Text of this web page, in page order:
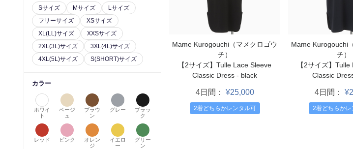
Sサイズ Mサイズ
Lサイズ
フリーサイズ
XSサイズ
XL(LL)サイズ
XXSサイズ
2XL(3L)サイズ
3XL(4L)サイズ
4XL(5L)サイズ
S(SHORT)サイズ
カラー
ホワイ
ト
ベージ
ュ
ブラウ
ン
グレー
ブラッ
ク
レッド ピンク
オレン
ジ
イエロ
ー
グリー
ン
Mame Kurogouchi（マメクロゴウ
チ）
【2サイズ】Tulle Lace Sleeve
Classic Dress - black
4日間： ¥25,000
2着どちらかレンタル可
Mame Kurogouchi
チ）
【2サイズ】
Classic
4日間：
2着どちらかレ